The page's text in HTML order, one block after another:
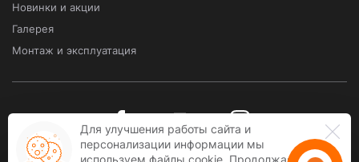
Новинки и акции
Галерея
Монтаж и эксплуатация
Для улучшения работы сайта и
персонализации информации мы
используем файлы cookie. Продолжая